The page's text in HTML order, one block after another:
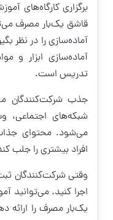
برگزاری کارگاه‌های
قاشق یک‌بار مصرف
آماده‌سازی را در نظر
آماده‌سازی ابزار و
تدریس است.
جذب شرکت‌کنندگان
شبکه‌های اجتماعی،
می‌شود. محتوای
افراد بیشتری را جلب
وقتی شرکت‌کنندگان
اجرا کنید. می‌توانید
یک‌بار مصرف را